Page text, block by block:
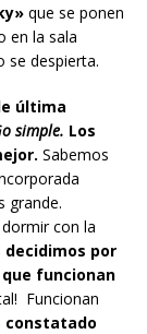
que se ponen
en la sala
se despierta.
última
simple. Los
Sabemos
grande.
con la
decidimos por
funcionan
Funcionan
constatado